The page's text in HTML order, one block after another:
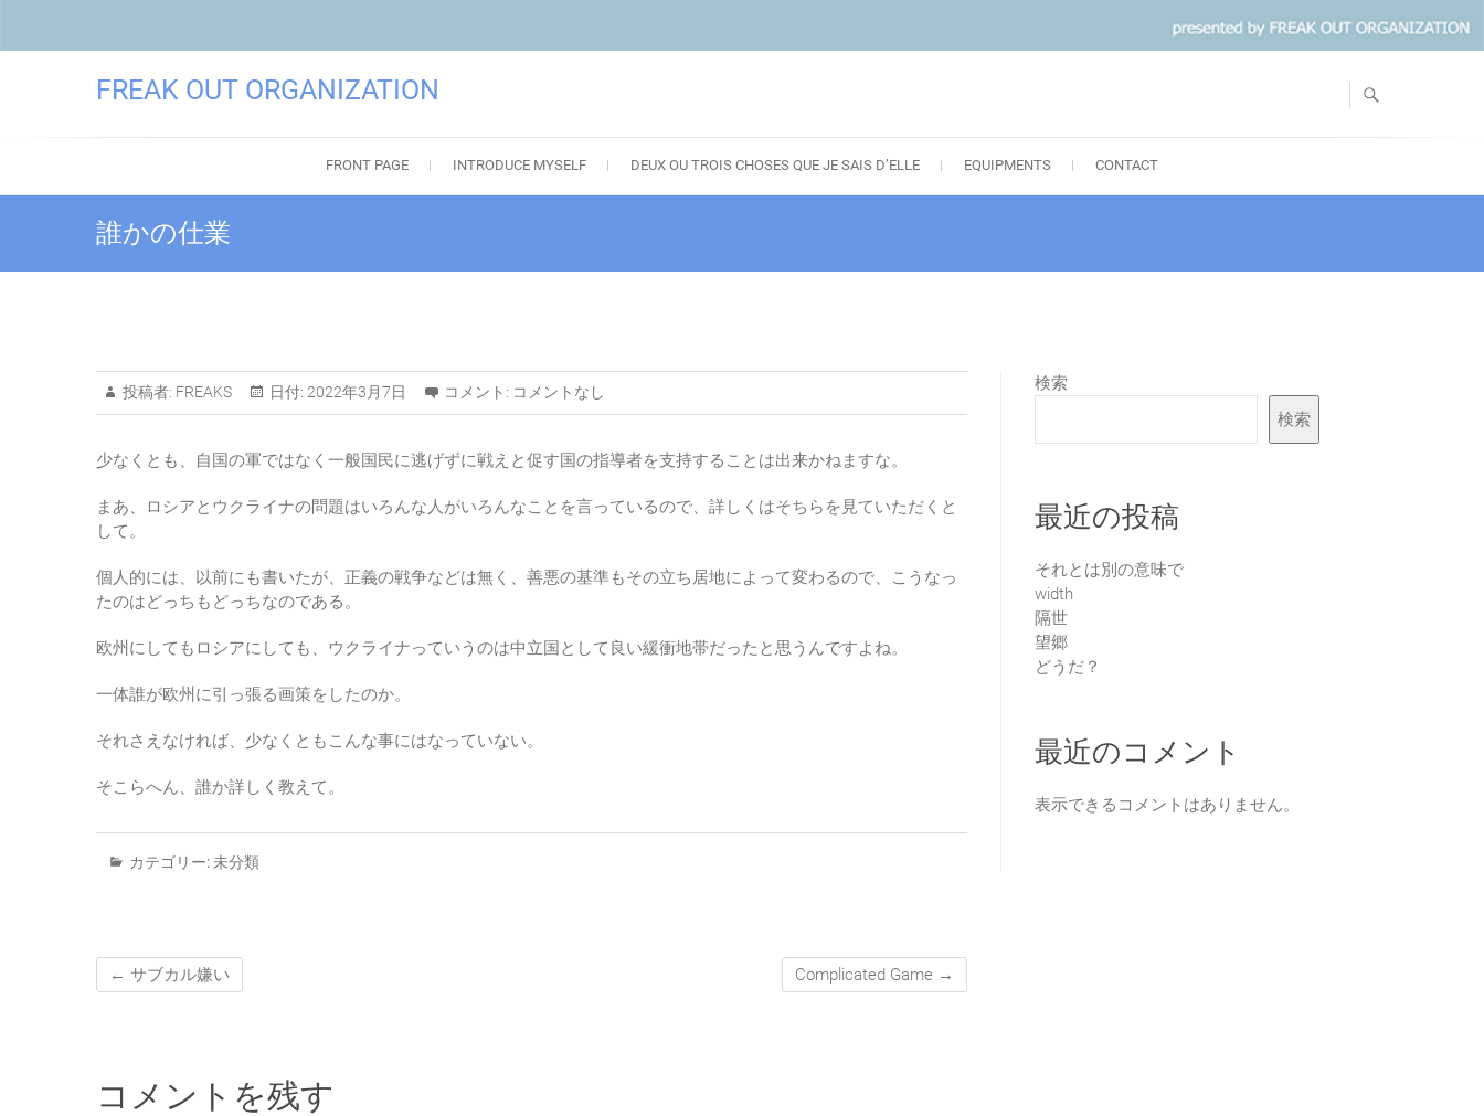
FREAK OUT ORGANIZATION
FRONT PAGE INTRODUCE MYSELF DEUX OU TROIS CHOSES QUE JE SAIS D’ELLE EQUIPMENTS CONTACT
誰かの仕業
投稿者: FREAKS 日付: 2022年3月7日 コメント: コメントなし
少なくとも、自国の軍ではなく一般国民に逃げずに戦えと促す国の指導者を支持することは出来かねますな。
まあ、ロシアとウクライナの問題はいろんな人がいろんなことを言っているので、詳しくはそちらを見ていただくと
して。
個人的には、以前にも書いたが、正義の戦争などは無く、善悪の基準もその立ち居地によって変わるので、こうなっ
たのはどっちもどっちなのである。
欧州にしてもロシアにしても、ウクライナっていうのは中立国として良い緩衝地帯だったと思うんですよね。
一体誰が欧州に引っ張る画策をしたのか。
それさえなければ、少なくともこんな事にはなっていない。
そこらへん、誰か詳しく教えて。
カテゴリー: 未分類
← サブカル嫌い Complicated Game →
コメントを残す
検索
検索
最近の投稿
それとは別の意味で
width
隔世
望郷
どうだ？
最近のコメント
表示できるコメントはありません。